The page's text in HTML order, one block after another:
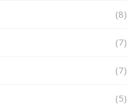
(8)
(7)
(7)
(5)